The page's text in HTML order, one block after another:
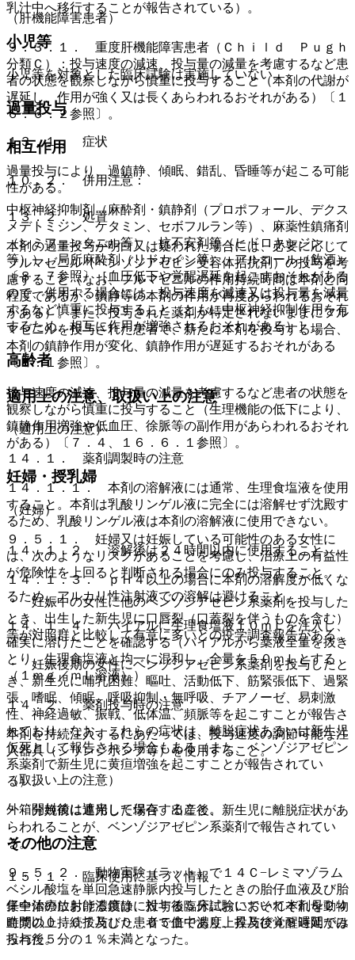
乳汁中へ移行することが報告されている）。
小児等
小児等を対象とした臨床試験は実施していない。
過量投与
１３．１． 症状
過量投与により、過鎮静、傾眠、錯乱、昏睡等が起こる可能
性がある。
１３．２． 処置
本剤の過量投与が明白又は疑われた場合には、必要に応じて
フルマゼニル（ベンゾジアゼピン受容体拮抗剤）の投与を考
慮すること（なお、フルマゼニルの作用持続時間は本剤と同
程度であるが、鎮静等の本剤の作用が再度あらわれるおそれ
がある）。また、投与された薬剤が特定されないままにフル
マゼニルを投与された患者で、新たに本剤を投与する場合、
本剤の鎮静作用が変化、鎮静作用が遅延するおそれがある
〔８．１参照〕。
適用上の注意、取扱い上の注意
（適用上の注意）
１４．１． 薬剤調製時の注意
１４．１．１． 本剤の溶解液には通常、生理食塩液を使用
すること。本剤は乳酸リンゲル液に完全には溶解せず沈殿す
るため、乳酸リンゲル液は本剤の溶解液に使用できない。
１４．１．２． 溶解後は２４時間以内に使用すること。
１４．１．３． ｐＨ４以上の場合に本剤の溶解度が低くな
るため、アルカリ性注射液での溶解は避けること。
１４．１．４． バイアルに生理食塩液１０ｍＬを注入し、
確実に溶けたことを確認する（バイアルから薬液全量を抜き
とり、生理食塩液と均一に混和し、全量を５０ｍＬとする
（１ｍｇ／ｍＬ溶液））。
１４．２． 薬剤投与時の注意
本剤を持続注入するにあたっては、投与速度の調節可能な注
入器具（シリンジポンプ等）を使用すること。
（取扱い上の注意）
外箱開封後は遮光して保存すること。
その他の注意
１５．１． 臨床使用に基づく情報
集中治療における鎮静に対する臨床試験において本剤を２４
時間以上持続投与した患者で血中濃度上昇及び覚醒遅延がみ
られた。
（肝機能障害患者）
９．３．１． 重度肝機能障害患者（Ｃｈｉｌｄ Ｐｕｇｈ
分類Ｃ）：投与速度の減速、投与量の減量を考慮するなど患
者の状態を観察しながら慎重に投与すること（本剤の代謝が
遅延し、作用が強く又は長くあらわれるおそれがある）〔１
６．６．２参照〕。
相互作用
１０．２． 併用注意：
中枢神経抑制剤（麻酔剤・鎮静剤（プロポフォール、デクス
メデトミジン、ケタミン、セボフルラン等）、麻薬性鎮痛剤
（レミフェンタニル等）、抗不安剤等（ヒドロキシジン
等））、局所麻酔剤（リドカイン等）、アルコール（飲酒）
〔８．７参照〕［血圧低下や覚醒遅延を起こすおそれがある
ので、併用する場合には、投与速度を減速又は投与量を減量
するなど慎重に投与すること（ともに中枢神経抑制作用を有
するため、相互に作用が増強されるおそれがある）］。
高齢者
投与速度の減速、投与量の減量を考慮するなど患者の状態を
観察しながら慎重に投与すること（生理機能の低下により、
鎮静作用増強や低血圧、徐脈等の副作用があらわれるおそれ
がある）〔７．４、１６．６．１参照〕。
妊婦・授乳婦
（妊婦）
９．５．１． 妊婦又は妊娠している可能性のある女性に
は、次のようなリスクがあることを考慮し、治療上の有益性
が危険性を上回ると判断される場合にのみ投与すること。
・ 妊娠中の女性に他のベンゾジアゼピン系薬剤を投与した
とき、出生した新生児に口唇裂（口蓋裂を伴うものを含む）
等が対照群と比較して有意に多いとの疫学調査報告がある。
・ 妊娠後期の女性にベンゾジアゼピン系薬剤を投与したと
き、新生児に哺乳困難、嘔吐、活動低下、筋緊張低下、過緊
張、嗜眠、傾眠、呼吸抑制・無呼吸、チアノーゼ、易刺激
性、神経過敏、振戦、低体温、頻脈等を起こすことが報告さ
れており、なお、これらの症状は、離脱症状あるいは新生児
仮死として報告される場合もある（また、ベンゾジアゼピン
系薬剤で新生児に黄疸増強を起こすことが報告されてい
る）。
・ 分娩前に連用した場合、出産後、新生児に離脱症状があ
らわれることが、ベンゾジアゼピン系薬剤で報告されてい
る。
９．５．２． 動物実験（ラット）で１４Ｃ−レミマゾラム
ベシル酸塩を単回急速静脈内投与したときの胎仔血液及び胎
仔全体の放射能濃度は、投与後５分においてそれぞれ母動物
血漿の０．０７及び０．０５倍であり、投与後４８時間では
投与後５分の１％未満となった。